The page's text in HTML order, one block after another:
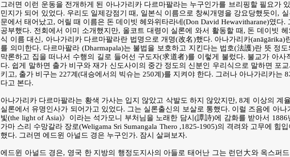
그러면 이런 운동을 전개하게 된 아나가리카 다르마팔라는 누구인가를 브리핑할 필요가
민지가 되어 있었다. 우리도 일제강점기 때, 일본식 이름으로 창씨개명을 강요당했듯이,
문에서 태어났고, 어릴 때 이름은 돈 데이빗 헤와위타라네(Don David Hewavitharane)였
공부했다. 전회에서 이미 소개했지만, 올코트 대령이 실론에 와서 활동할 때, 돈 데이빗
식 이름 대신, 아나가리카 다르마팔라란 법명으로 개명(改名)했다. 아나가리카
를 의미한다. 다르마팔라 (Dharmapala)는 불법을 보호하고 지킨다는 법호(法護)란 뜻 정
막론하고 집을 떠나서 수행의 길로 들어선 구도자(求道者)를 이렇게 불렀다. 불교가 아
다. 쉽게 말하면 출가 비구와 재가 신도사이의 중간 정도의 신분인 우리식으로 말하면 포
키고, 출가 비구는 227계(대승에서의 빅슈는 250계)를 지켜야 한다. 그러나 아나가리카
다고 본다.
아나가리카 다르마팔라는 황색 가사는 입지 않았고 삭발도 하지 않았지만, 8계 이상의
실론에서 유명인사가 되어가고 있었다. 그는 실론출신의 보살로 통했다. 이럴 즈음에 아
빛(the light of Asia)》이라는 석가모니 부처님을 노래한 담시(譚詩)에 감화를 받아서
가마 스리 수망갈라 장로(Weligama Sri Sumangala Thero ,1825-1905)의 격려와 고무에
했다. 그러면 에드윈 아널드 경은 누구인가. 잠시 살펴보자.
에드윈 아널드 경은, 영국 한 지방의 행정도지사의 아들로 태어난 그는 런던大와 옥스퍼